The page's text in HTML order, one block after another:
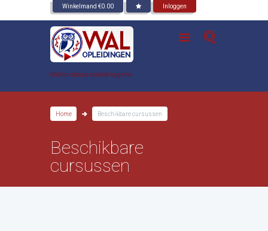
Winkelmand €0.00 Inloggen
Online cursus sociale hygiene
Home Beschikbare cursussen
Beschikbare
cursussen